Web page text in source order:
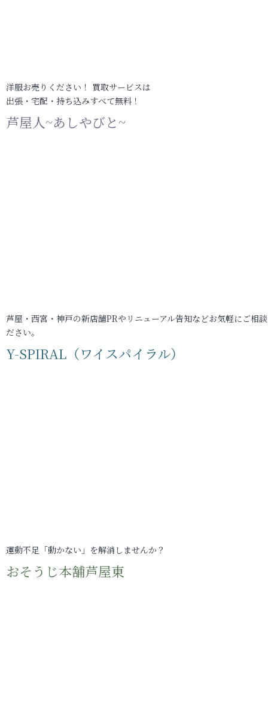
洋服お売りください！ 買取サービスは
出張・宅配・持ち込みすべて無料！
芦屋人~あしやびと~
芦屋・西宮・神戸の新店舗PRやリニューアル告知などお気軽にご相
ださい。
Y-SPIRAL（ワイスパイラル）
運動不足「動かない」を解消しませんか？
おそうじ本舗芦屋東